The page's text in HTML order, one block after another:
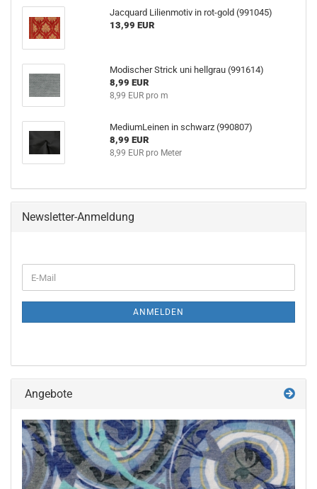
Jacquard Lilienmotiv in rot-gold (991045)
13,99 EUR
Modischer Strick uni hellgrau (991614)
8,99 EUR
8,99 EUR pro m
MediumLeinen in schwarz (990807)
8,99 EUR
8,99 EUR pro Meter
Newsletter-Anmeldung
ZUR
E-
Mail
ANMELDEN
Angebote